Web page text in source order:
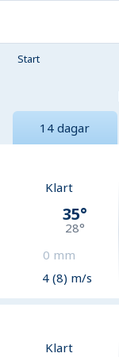
Start
14 dagar
Klart
35°
28°
0 mm
4 (8) m/s
Klart